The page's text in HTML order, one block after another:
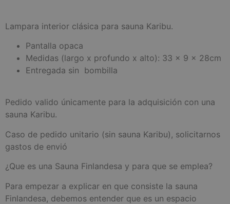
Lampara interior clásica para sauna Karibu.
Pantalla opaca
Medidas (largo x profundo x alto): 33 x 9 x 28cm
Entregada sin bombilla
Pedido valido únicamente para la adquisición con una
sauna Karibu.
Caso de pedido unitario (sin sauna Karibu), solicitarnos
gastos de envió
¿Que es una Sauna Finlandesa y para que se emplea?
Para empezar a explicar en que consiste la sauna
Finlandesa, debemos entender que es un espacio